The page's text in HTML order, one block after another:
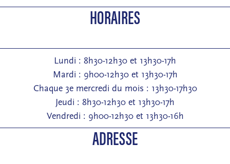
HORAIRES
Lundi : 8h30-12h30 et 13h30-17h
Mardi : 9h00-12h30 et 13h30-17h
Chaque 3e mercredi du mois : 13h30-17h30
Jeudi : 8h30-12h30 et 13h30-17h
Vendredi : 9h00-12h30 et 13h30-16h
ADRESSE